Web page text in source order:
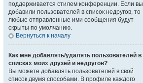
поддерживается стилем конференции. Если вы
добавили пользователей в список недругов, то
любые отправленные ими сообщения будут
скрыты по умолчанию.
Вернуться к началу
Как мне добавлять/удалять пользователей в
списках моих друзей и недругов?
Вы можете добавлять пользователей в свой
список двумя способами. В профиле каждого